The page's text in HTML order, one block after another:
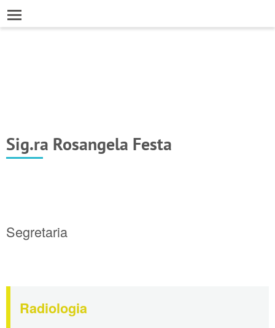
Sig.ra Rosangela Festa
Segretaria
Radiologia